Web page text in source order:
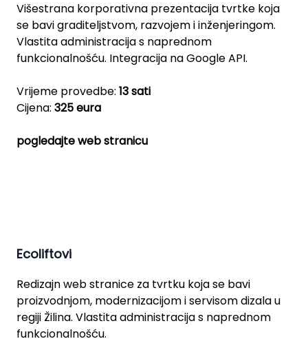
Višestrana korporativna prezentacija tvrtke koja
se bavi graditeljstvom, razvojem i inženjeringom.
Vlastita administracija s naprednom
funkcionalnošću. Integracija na Google API.
Vrijeme provedbe: 13 sati
Cijena: 325 eura
pogledajte web stranicu
Ecoliftovi
Redizajn web stranice za tvrtku koja se bavi
proizvodnjom, modernizacijom i servisom dizala u
regiji Žilina. Vlastita administracija s naprednom
funkcionalnošću.